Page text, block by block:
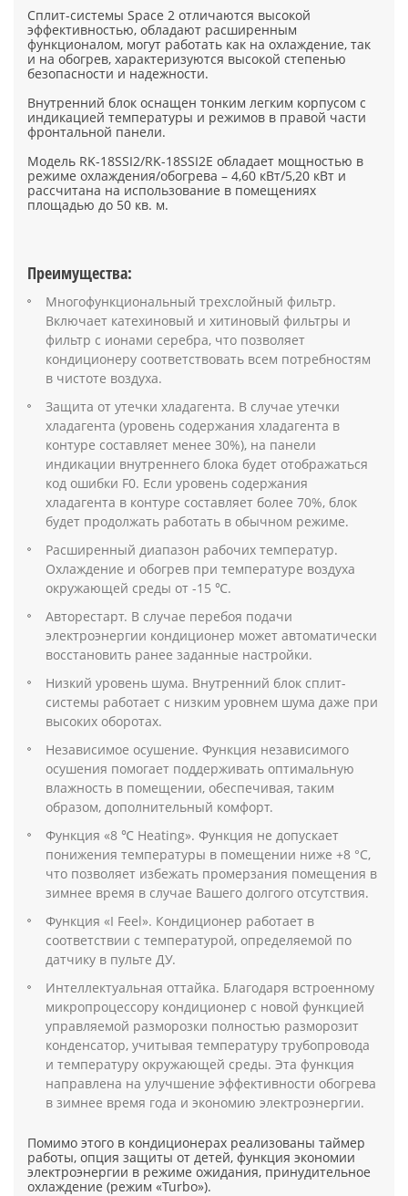
Сплит-системы Space 2 отличаются высокой
эффективностью, обладают расширенным
функционалом, могут работать как на охлаждение, так
и на обогрев, характеризуются высокой степенью
безопасности и надежности.
Внутренний блок оснащен тонким легким корпусом с
индикацией температуры и режимов в правой части
фронтальной панели.
Модель RK-18SSI2/RK-18SSI2E обладает мощностью в
режиме охлаждения/обогрева – 4,60 кВт/5,20 кВт и
рассчитана на использование в помещениях
площадью до 50 кв. м.
Преимущества:
Многофункциональный трехслойный фильтр.
Включает катехиновый и хитиновый фильтры и
фильтр с ионами серебра, что позволяет
кондиционеру соответствовать всем потребностям
в чистоте воздуха.
Защита от утечки хладагента. В случае утечки
хладагента (уровень содержания хладагента в
контуре составляет менее 30%), на панели
индикации внутреннего блока будет отображаться
код ошибки F0. Если уровень содержания
хладагента в контуре составляет более 70%, блок
будет продолжать работать в обычном режиме.
Расширенный диапазон рабочих температур.
Охлаждение и обогрев при температуре воздуха
окружающей среды от -15 ℃.
Авторестарт. В случае перебоя подачи
электроэнергии кондиционер может автоматически
восстановить ранее заданные настройки.
Низкий уровень шума. Внутренний блок сплит-
системы работает с низким уровнем шума даже при
высоких оборотах.
Независимое осушение. Функция независимого
осушения помогает поддерживать оптимальную
влажность в помещении, обеспечивая, таким
образом, дополнительный комфорт.
Функция «8 ℃ Heating». Функция не допускает
понижения температуры в помещении ниже +8 °C,
что позволяет избежать промерзания помещения в
зимнее время в случае Вашего долгого отсутствия.
Функция «I Feel». Кондиционер работает в
соответствии с температурой, определяемой по
датчику в пульте ДУ.
Интеллектуальная оттайка. Благодаря встроенному
микропроцессору кондиционер с новой функцией
управляемой разморозки полностью разморозит
конденсатор, учитывая температуру трубопровода
и температуру окружающей среды. Эта функция
направлена на улучшение эффективности обогрева
в зимнее время года и экономию электроэнергии.
Помимо этого в кондиционерах реализованы таймер
работы, опция защиты от детей, функция экономии
электроэнергии в режиме ожидания, принудительное
охлаждение (режим «Turbo»).